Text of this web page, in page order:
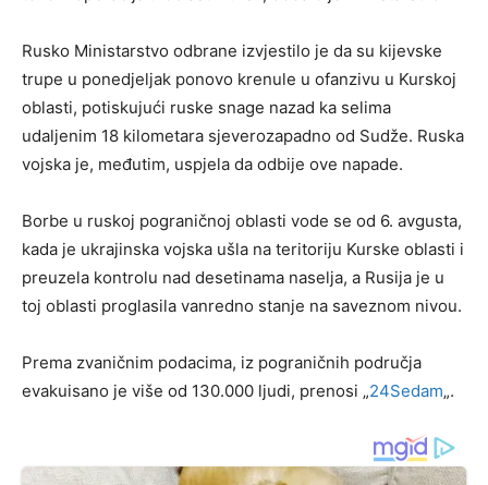
Rusko Ministarstvo odbrane izvjestilo je da su kijevske
trupe u ponedjeljak ponovo krenule u ofanzivu u Kurskoj
oblasti, potiskujući ruske snage nazad ka selima
udaljenim 18 kilometara sjeverozapadno od Sudže. Ruska
vojska je, međutim, uspjela da odbije ove napade.
Borbe u ruskoj pograničnoj oblasti vode se od 6. avgusta,
kada je ukrajinska vojska ušla na teritoriju Kurske oblasti i
preuzela kontrolu nad desetinama naselja, a Rusija je u
toj oblasti proglasila vanredno stanje na saveznom nivou.
Prema zvaničnim podacima, iz pograničnih područja
evakuisano je više od 130.000 ljudi, prenosi „24Sedam„.